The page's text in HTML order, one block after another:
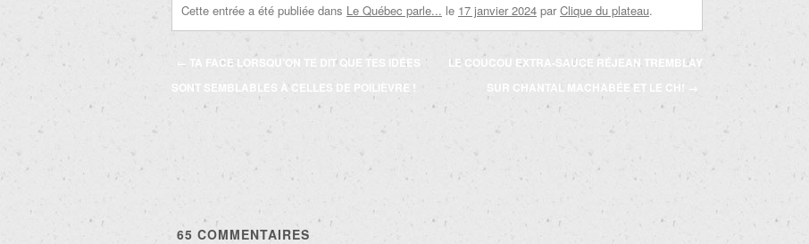
Cette entrée a été publiée dans Le Québec parle... le 17 janvier 2024 par Clique du plateau.
Navigation
des
articles
← TA FACE LORSQU’ON TE DIT QUE TES IDÉES
SONT SEMBLABLES À CELLES DE POILIÈVRE !
LE COUCOU EXTRA-SAUCE RÉJEAN TREMBLAY
SUR CHANTAL MACHABÉE ET LE CH! →
65 COMMENTAIRES